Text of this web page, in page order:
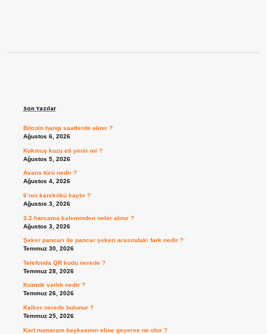
Son Yazılar
Bitcoin hangi saatlerde alınır ?
Ağustos 6, 2026
Kokmuş kuzu eti yenir mi ?
Ağustos 5, 2026
Avans türü nedir ?
Ağustos 4, 2026
6’nın karekökü kaçtır ?
Ağustos 3, 2026
3.2 harcama kaleminden neler alınır ?
Ağustos 3, 2026
Şeker pancarı ile pancar şekeri arasındaki fark nedir ?
Temmuz 30, 2026
Telefonda QR kodu nerede ?
Temmuz 28, 2026
Kozmik varlık nedir ?
Temmuz 26, 2026
Kalker nerede bulunur ?
Temmuz 25, 2026
Kart numaram başkasının eline geçerse ne olur ?